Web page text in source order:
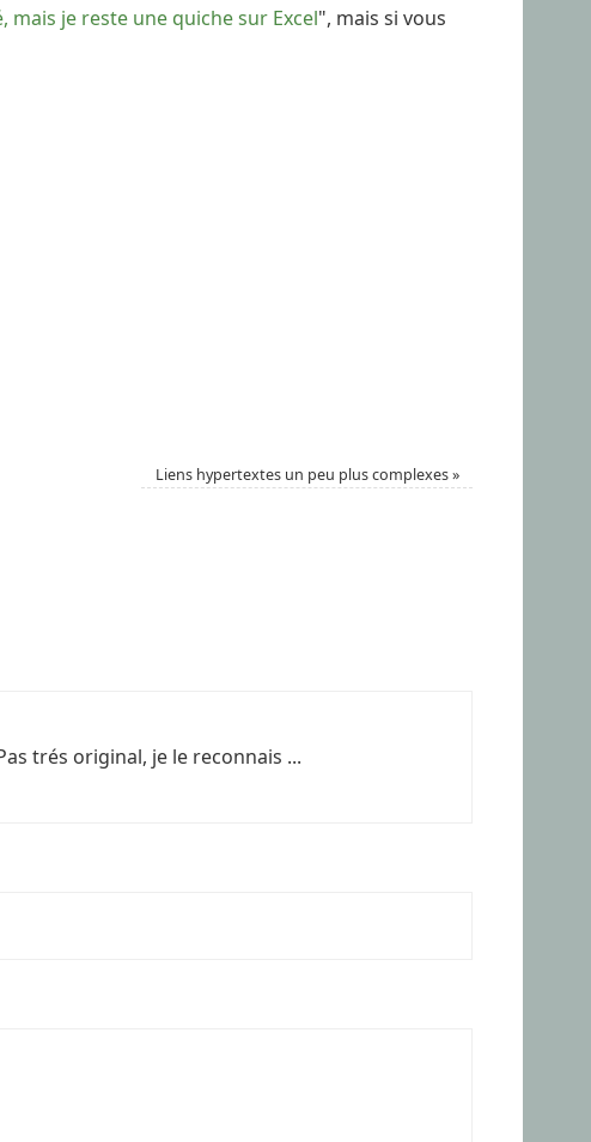
mais je reste une quiche sur Excel", mais si vous
Liens hypertextes un peu plus complexes»
trés original, je le reconnais ...